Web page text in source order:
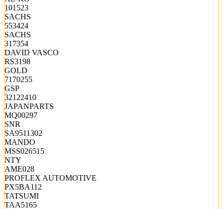
101523
SACHS
553424
SACHS
317354
DAVID VASCO
RS3198
GOLD
7170255
GSP
32122410
JAPANPARTS
MQ00297
SNR
SA9511302
MANDO
MSS026515
NTY
AME028
PROFLEX AUTOMOTIVE
PX5BA112
TATSUMI
TAA5165